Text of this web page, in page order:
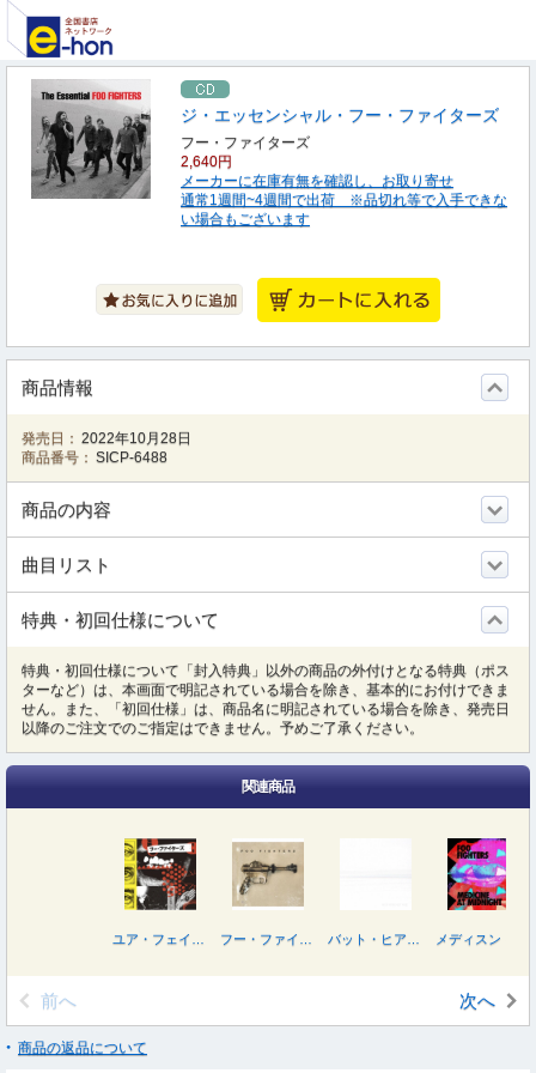
ジ・エッセンシャル・フー・ファイターズ
フー・ファイターズ
2,640円
メーカーに在庫有無を確認し、お取り寄せ
通常1週間~4週間で出荷 ※品切れ等で入手できな
い場合もございます
商品情報
発売日： 2022年10月28日
商品番号： SICP-6488
商品の内容
曲目リスト
特典・初回仕様について
特典・初回仕様について「封入特典」以外の商品の外付けとなる特典（ポス
ターなど）は、本画面で明記されている場合を除き、基本的にお付けできま
せん。また、「初回仕様」は、商品名に明記されている場合を除き、発売日
以降のご注文でのご指定はできません。予めご了承ください。
関連商品
前へ 次へ
商品の返品について